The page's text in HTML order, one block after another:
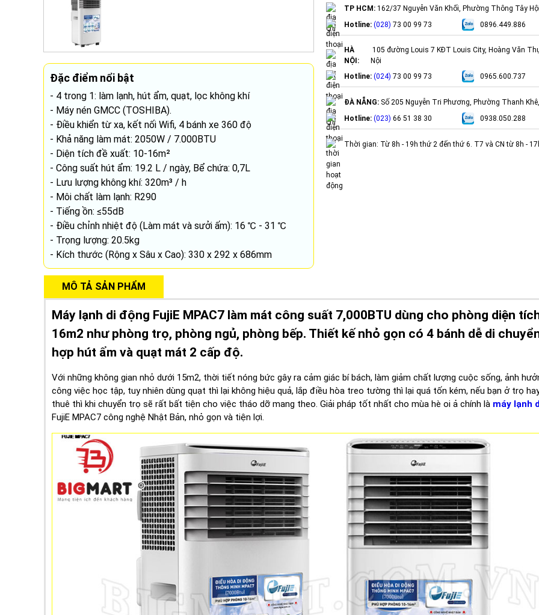
Đặc điểm nổi bật
- 4 trong 1: làm lạnh, hút ẩm, quạt, lọc không khí
- Máy nén GMCC (TOSHIBA).
- Điều khiển từ xa, kết nối Wifi, 4 bánh xe 360 độ
- Khả năng làm mát: 2050W / 7.000BTU
- Diện tích đề xuất: 10-16m²
- Công suất hút ẩm: 19.2 L / ngày, Bể chứa: 0,7L
- Lưu lượng không khí: 320m³ / h
- Môi chất làm lạnh: R290
- Tiếng ồn: ≤55dB
- Điều chỉnh nhiệt độ (Làm mát và sưởi ấm): 16 ℃ - 31 ℃
- Trọng lượng: 20.5kg
- Kích thước (Rộng x Sâu x Cao): 330 x 292 x 686mm
TP HCM: 162/37 Nguyễn Văn Khối, Phường Thông Tây
Hotline: (028) 73 00 99 73 0896.449.886
HÀ
NỘI:
105 đường Louis 7 KĐT Louis City, Hoàng Văn
Nội
Hotline: (024) 73 00 99 73 0965.600.737
ĐÀ NẴNG: Số 205 Nguyễn Tri Phương, Phường Thanh
Hotline: (023) 66 51 38 30 0938.050.288
Thời gian: Từ 8h - 19h thứ 2 đến thứ 6. T7 và CN từ 8h -
MÔ TẢ SẢN PHẨM
Máy lạnh di động FujiE MPAC7 làm mát công suất 7,000BTU dùng cho phòng diện
16m2 như phòng trọ, phòng ngủ, phòng bếp. Thiết kế nhỏ gọn có 4 bánh dễ di
hợp hút ẩm và quạt mát 2 cấp độ.
Với những không gian nhỏ dưới 15m2, thời tiết nóng bức gây ra cảm giác bí bách, làm giảm chất lượng cuộc sống, ảnh
công việc học tập, tuy nhiên dùng quạt thì lại không hiệu quả, lắp điều hòa treo tường thì lại quá tốn kém, nếu bạn ở trọ
thuê thì khi chuyển trọ sẽ rất bất tiện cho việc tháo dỡ mang theo. Giải pháp tốt nhất cho mùa hè oi ả chính là máy lạnh
FujiE MPAC7 công nghệ Nhật Bản, nhỏ gọn và tiện lợi.